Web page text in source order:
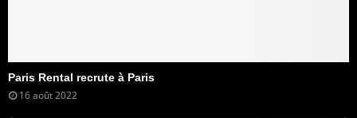
Paris Rental recrute à Paris
16 août 2022